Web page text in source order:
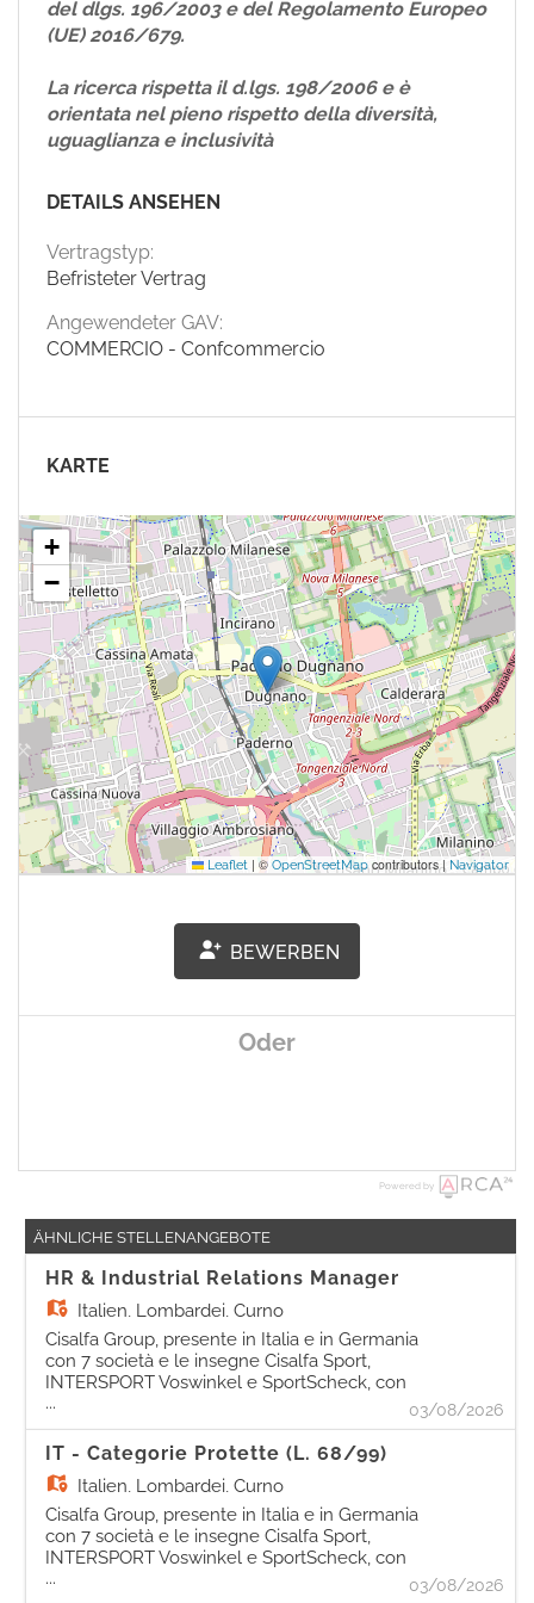
del dlgs. 196/2003 e del Regolamento Europeo
(UE) 2016/679.
La ricerca rispetta il d.lgs. 198/2006 e è
orientata nel pieno rispetto della diversità,
uguaglianza e inclusività
DETAILS ANSEHEN
Vertragstyp:
Befristeter Vertrag
Angewendeter GAV:
COMMERCIO - Confcommercio
KARTE
+
−
Leaflet | © OpenStreetMapcontributors | Navigator
BEWERBEN
Oder
Powered by
ÄHNLICHE STELLENANGEBOTE
HR & Industrial Relations Manager
Italien, Lombardei, Curno
Cisalfa Group, presente in Italia e in Germania
con 7 società e le insegne Cisalfa Sport,
INTERSPORT Voswinkel e SportScheck, con
più di 240 negozi e 5.500 persone, è alla ricerca
di una figura da inserire come Industrial
Relations Manager. La risorsa, a diretto riporto
della Legal Director, avrà la responsabilità di
garantire la corretta applicazione delle
normative giuslavoristiche e del CCNL,
assicurando coerenza con i processi HR di
gruppo e con la strategia aziendale. Si
... 03/08/2026
IT - Categorie Protette (L. 68/99)
Italien, Lombardei, Curno
Cisalfa Group, presente in Italia e in Germania
con 7 società e le insegne Cisalfa Sport,
INTERSPORT Voswinkel e SportScheck, con
più di 240 negozi e 5.500 persone, è alla ricerca
... 03/08/2026